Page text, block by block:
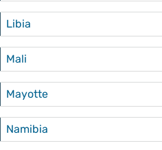
Libia
Mali
Mayotte
Namibia